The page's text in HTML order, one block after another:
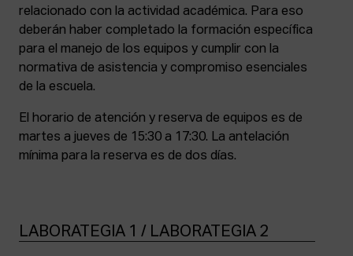
relacionado con la actividad académica. Para eso
deberán haber completado la formación específica
para el manejo de los equipos y cumplir con la
normativa de asistencia y compromiso esenciales
de la escuela.
El horario de atención y reserva de equipos es de
martes a jueves de 15:30 a 17:30. La antelación
mínima para la reserva es de dos días.
LABORATEGIA 1 / LABORATEGIA 2